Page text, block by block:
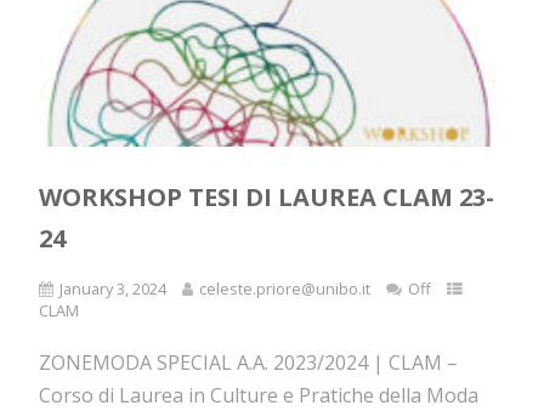
WORKSHOP TESI DI LAUREA CLAM 23-
24
January 3, 2024 celeste.priore@unibo.it
Off
CLAM
ZONEMODA SPECIAL A.A. 2023/2024 | CLAM –
Corso di Laurea in Culture e Pratiche della Moda